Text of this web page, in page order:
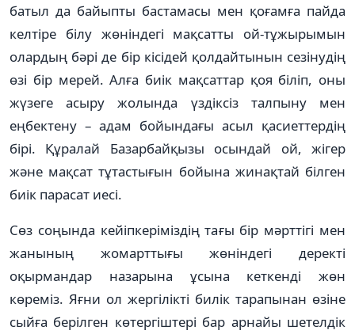
батыл да байыпты бастамасы мен қоғамға пайда
кел­ті­ре білу жөніндегі мақсатты ой-тұжырымын
олардың бәрі де бір кісі­дей қолдайтынын сезінудің
өзі бір мерей. Алға биік мақсаттар қоя біліп, оны
жүзеге асыру жолында үздік­сіз талпыну мен
еңбектену – адам бойындағы асыл қасиеттердің
бірі. Құралай Базарбайқызы осындай ой, жігер
және мақсат тұтастығын бойына жинақтай білген
биік парасат иесі.
Сөз соңында кейіпкеріміздің тағы бір мәрттігі мен
жанының жомарттығы жөніндегі деректі
оқырмандар назарына ұсына кеткенді жөн
көреміз. Яғни ол жергілікті билік тарапынан өзіне
сыйға берілген көтергіштері бар арнайы шетелдік